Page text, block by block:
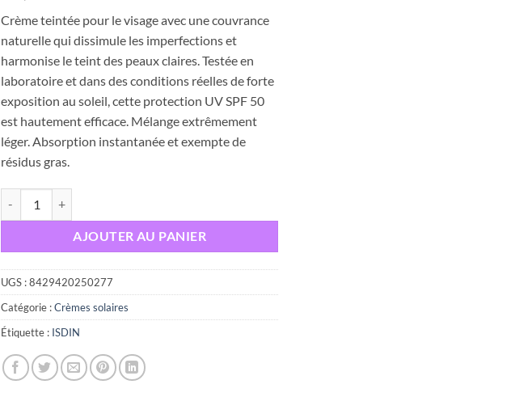
Crèmeteintée pour levisageavec unecouvrance
naturellequi dissimule les imperfectionset
harmonise leteintdes peauxclaires. Testéeen
laboratoireetdansdesconditions réellesdeforte
exposition au soleil, cette protection UV SPF 50
est hautementefficace. Mélangeextrêmement
léger. Absorption instantanéeetexemptede
résidusgras.
AJOUTER AU PANIER
UGS :8429420250277
Catégorie :Crèmes solaires
Étiquette : ISDIN